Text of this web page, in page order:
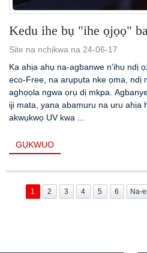
Kedu ihe bụ "ihe ọjọọ"
Site na nchịkwa na 24-06-17
Ka ahịa ahụ na-agbanwe n'ihu ndị
eco-Free, na arụpụta nke ọma, ndị
aghọọla ngwa ọrụ dị mkpa.
iji mata, yana abamuru na uru ahịa
akwụkwọ UV kwa ...
GỤKWUO
1 2 3 4 5 6 Na-